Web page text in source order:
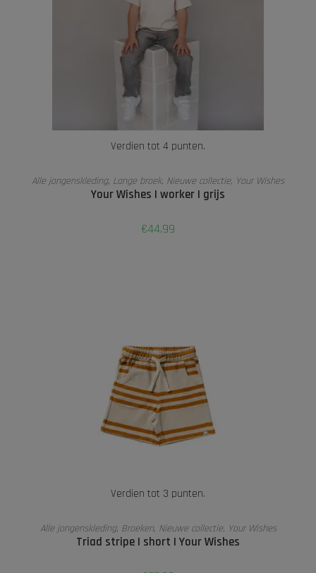
Verdien tot 4 punten.
OPTIES SELECTEREN
Alle jongenskleding, Lange broek, Nieuwe collectie, Your Wishes
Your Wishes | worker | grijs
€44,99
Verdien tot 3 punten.
OPTIES SELECTEREN
Alle jongenskleding, Broeken, Nieuwe collectie, Your Wishes
Triad stripe | short | Your Wishes